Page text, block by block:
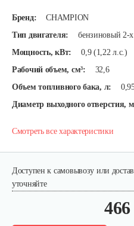
Бренд:
CHAMPION
Тип двигателя:
бензиновый 2-
Мощность, кВт:
0,9 (1,22 л.с.)
Рабочий объем, см³:
32,6
Объем топливного бака, л:
Диаметр выходного отверстия,
Смотреть все характеристики
Доступен к самовывозу или
уточняйте